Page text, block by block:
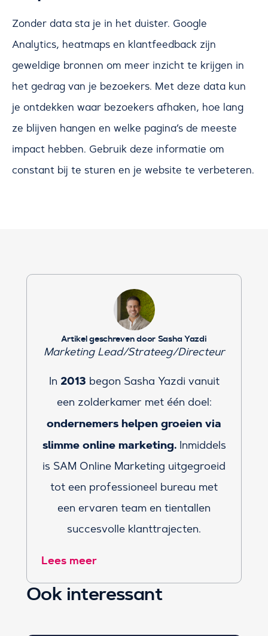
Zonder data sta je in het duister. Google
Analytics, heatmaps en klantfeedback zijn
geweldige bronnen om meer inzicht te krijgen in
het gedrag van je bezoekers. Met deze data kun
je ontdekken waar bezoekers afhaken, hoe lang
ze blijven hangen en welke pagina’s de meeste
impact hebben. Gebruik deze informatie om
constant bij te sturen en je website te verbeteren.
Artikel geschreven door Sasha Yazdi
Marketing Lead/Strateeg/Directeur
In 2013 begon Sasha Yazdi vanuit
een zolderkamer met één doel:
ondernemers helpen groeien via
slimme online marketing.Inmiddels
is SAM Online Marketing uitgegroeid
tot een professioneel bureau met
een ervaren team en tientallen
succesvolle klanttrajecten.
Lees meer
Ook interessant